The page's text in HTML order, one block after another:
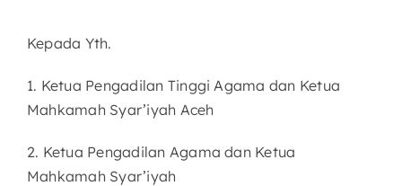
Kepada Yth.
1. Ketua Pengadilan Tinggi Agama dan Ketua
Mahkamah Syar’iyah Aceh
2. Ketua Pengadilan Agama dan Ketua
Mahkamah Syar’iyah